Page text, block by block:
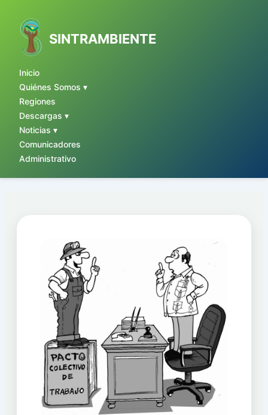
SINTRAMBIENTE
Inicio
Quiénes Somos ▾
Regiones
Descargas ▾
Noticias ▾
Comunicadores
Administrativo
contenido